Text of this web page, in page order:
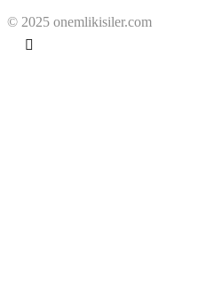
© 2025 onemlikisiler.com